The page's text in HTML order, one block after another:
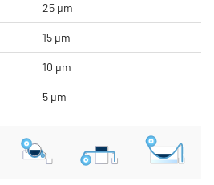
25 μm
15 μm
10 μm
5 μm